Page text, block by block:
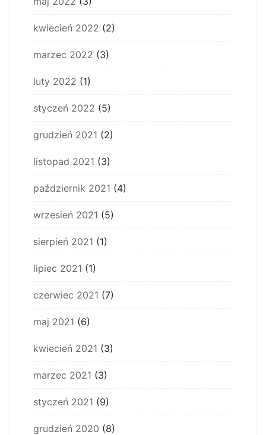
kwiecień 2022 (2)
marzec 2022 (3)
luty 2022 (1)
styczeń 2022 (5)
grudzień 2021 (2)
listopad 2021 (3)
październik 2021 (4)
wrzesień 2021 (5)
sierpień 2021 (1)
lipiec 2021 (1)
czerwiec 2021 (7)
maj 2021 (6)
kwiecień 2021 (3)
marzec 2021 (3)
styczeń 2021 (9)
grudzień 2020 (8)